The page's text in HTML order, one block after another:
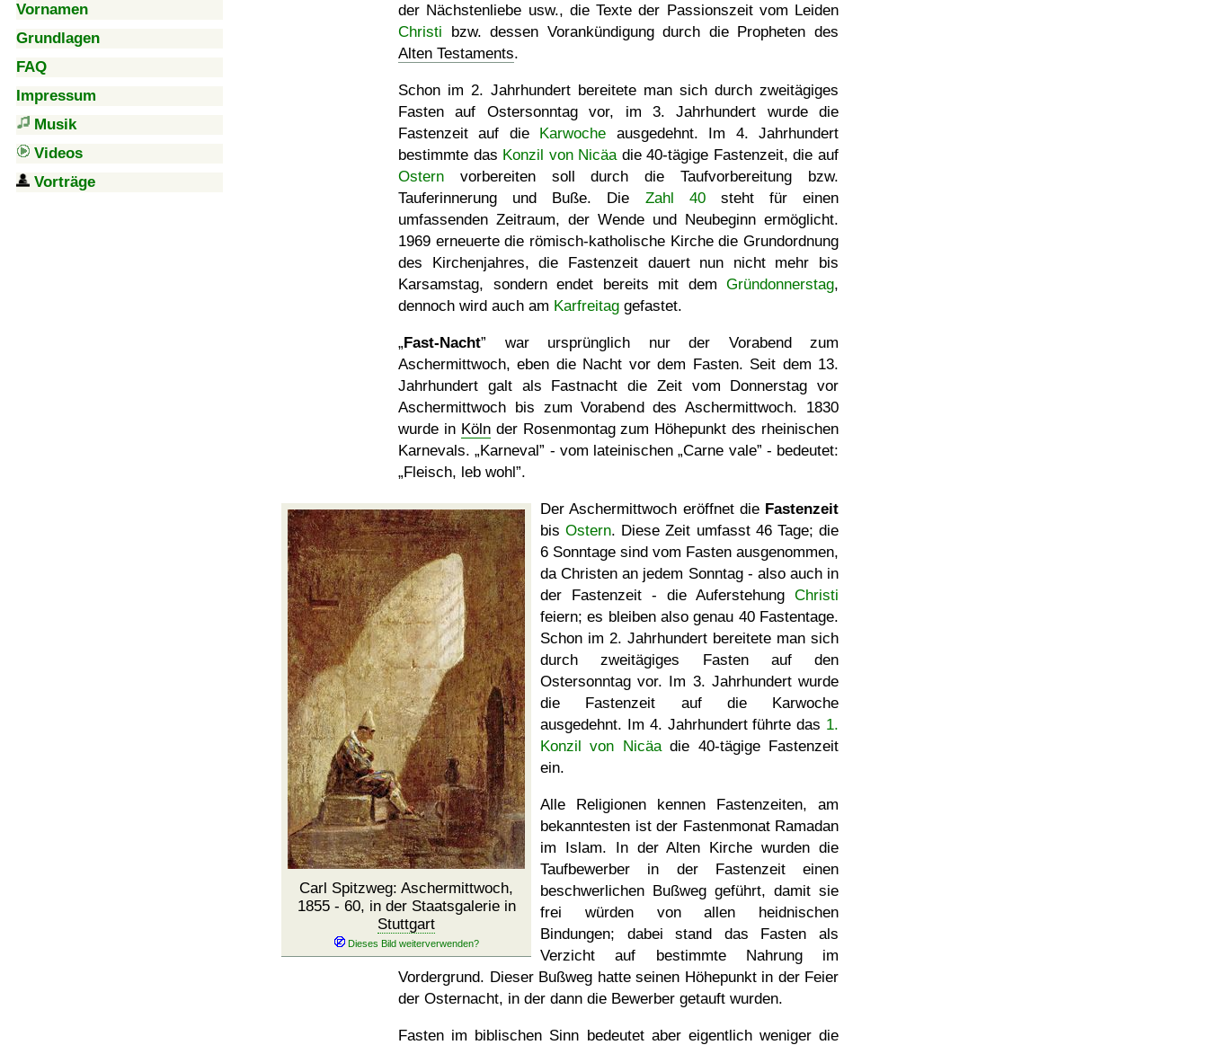
Vornamen
Grundlagen
FAQ
Impressum
Musik
Videos
Vorträge
der Nächstenliebe usw., die Texte der Passionszeit vom Leiden
Christi bzw. dessen Vorankündigung durch die Propheten des
Alten Testaments.
Schon im 2. Jahrhundert bereitete man sich durch zweitägiges
Fasten auf Ostersonntag vor, im 3. Jahrhundert wurde die
Fastenzeit auf die Karwoche ausgedehnt. Im 4. Jahrhundert
bestimmte das Konzil von Nicäadie 40-tägige Fastenzeit, die auf
Ostern vorbereiten soll durch die Taufvorbereitung bzw.
Tauferinnerung und Buße. Die Zahl 40steht für einen
umfassenden Zeitraum, der Wende und Neubeginn ermöglicht.
1969 erneuerte die römisch-katholische Kirche die Grundordnung
des Kirchenjahres, die Fastenzeit dauert nun nicht mehr bis
Karsamstag, sondern endet bereits mit dem Gründonnerstag,
dennoch wird auch am Karfreitag gefastet.
Fast-Nacht
war ursprünglich nur der Vorabend zum
Aschermittwoch, eben die Nacht vor dem Fasten. Seit dem 13.
Jahrhundert galt als Fastnacht die Zeit vom Donnerstag vor
Aschermittwoch bis zum Vorabend des Aschermittwoch. 1830
wurde in Kölnder Rosenmontag zum Höhepunkt des rheinischen
Karnevals. Karneval - vom lateinischen Carne vale
- bedeutet:
Fleisch, leb wohl .
Carl Spitzweg: Aschermittwoch,
1855 - 60, in der Staatsgalerie in
Stuttgart
Der Aschermittwoch eröffnet die Fastenzeit
bisOstern. Diese Zeit umfasst 46 Tage; die
6 Sonntage sind vom Fasten ausgenommen,
da Christen an jedem Sonntag - also auch in
der Fastenzeit - die Auferstehung Christi
feiern; es bleiben also genau 40 Fastentage.
Schon im 2. Jahrhundert bereitete man sich
durch zweitägiges Fasten auf den
Ostersonntag vor. Im 3. Jahrhundert wurde
die Fastenzeit auf die Karwoche
ausgedehnt. Im 4. Jahrhundert führte das 1.
Konzil von Nicäadie 40-tägige Fastenzeit
ein.
Alle Religionen kennen Fastenzeiten, am
bekanntesten ist der Fastenmonat Ramadan
im Islam. In der Alten Kirche wurden die
Taufbewerber in der Fastenzeit einen
beschwerlichen Bußweg geführt, damit sie
frei würden von allen heidnischen
Bindungen; dabei stand das Fasten als
Verzicht auf bestimmte Nahrung im
Vordergrund. Dieser Bußweg hatte seinen Höhepunkt in der Feier
der Osternacht, in der dann die Bewerber getauft wurden.
Fasten im biblischen Sinn bedeutet aber eigentlich weniger die